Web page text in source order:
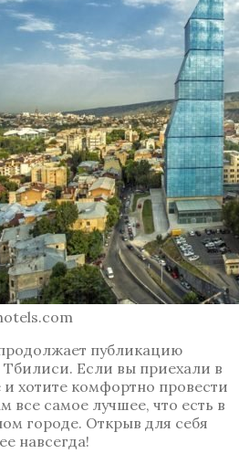
продолжает публикацию
Если вы приехали в
хотите комфортно провести
все самое лучшее, что есть в
городе. Открыв для себя
навсегда!